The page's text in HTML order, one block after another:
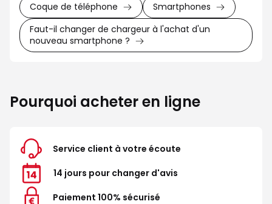
Coque de téléphone
Smartphones
Faut-il changer de chargeur à l'achat d'un
nouveau smartphone ?
Pourquoi acheter en ligne
Service client à votre écoute
14 jours pour changer d'avis
Paiement 100% sécurisé